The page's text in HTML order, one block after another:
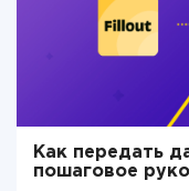
Как передать
пошаговое